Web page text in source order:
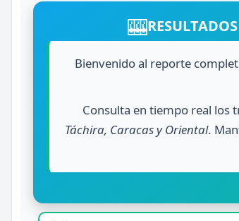
🎰
Bienvenido al reporte
Consulta en tiempo real los
Táchira, Caracas y Oriental.